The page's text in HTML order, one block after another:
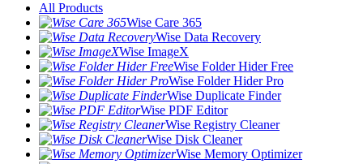
All Products
Wise Care 365
Wise Data Recovery
Wise ImageX
Wise Folder Hider Free
Wise Folder Hider Pro
Wise Duplicate Finder
Wise PDF Editor
Wise Registry Cleaner
Wise Disk Cleaner
Wise Memory Optimizer